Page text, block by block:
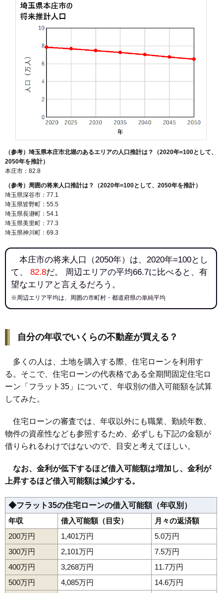
（参考）埼玉県本庄市北堀のあるエリアの人口推計は？（2020年=100として、
2050年を推計）
本庄市：82.8
（参考）周囲の将来人口推計は？（2020年=100として、2050年を推計）
埼玉県深谷市：77.1
埼玉県皆野町：55.5
埼玉県長瀞町：54.1
埼玉県美里町：77.3
埼玉県神川町：69.3
本庄市の将来人口（2050年）は、2020年=100とし
て、 82.8だ。 周辺エリアの平均66.7に比べると、有
望なエリアと言えるだろう。
※周辺エリア平均は、周囲の市町村・都道府県の単純平均
自分の年収でいくらの不動産が買える？
多くの人は、土地を購入する際、住宅ローンを利用す
る。そこで、住宅ローンの代表格である全期間固定住宅ロ
ーン「フラット35」について、年収別の借入可能額を試算
してみた。
住宅ローンの審査では、年収以外にも職業、勤続年数、
物件の資産性なども参照するため、必ずしも下記の金額が
借りられるわけではないので、目安と考えてほしい。
なお、金利が低下するほど借入可能額は増加し、金利が
上昇するほど借入可能額は減少する。
◆フラット35の住宅ローンの借入可能額（年収別）
年収
借入可能額（目安）
月々の返済額
200万円
1,401万円
5.0万円
300万円
2,101万円
7.5万円
400万円
3,268万円
11.7万円
500万円
4,085万円
14.6万円